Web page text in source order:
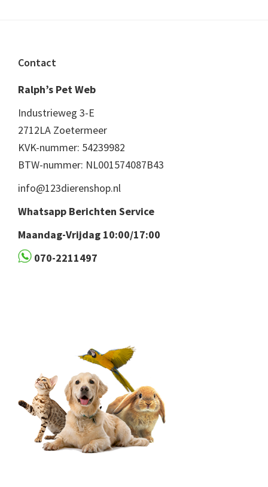
Footer
Contact
Ralph’s Pet Web
Industrieweg 3-E
2712LA Zoetermeer
KVK-nummer: 54239982
BTW-nummer: NL001574087B43
info@123dierenshop.nl
Whatsapp Berichten Service
Maandag-Vrijdag 10:00/17:00
070-2211497